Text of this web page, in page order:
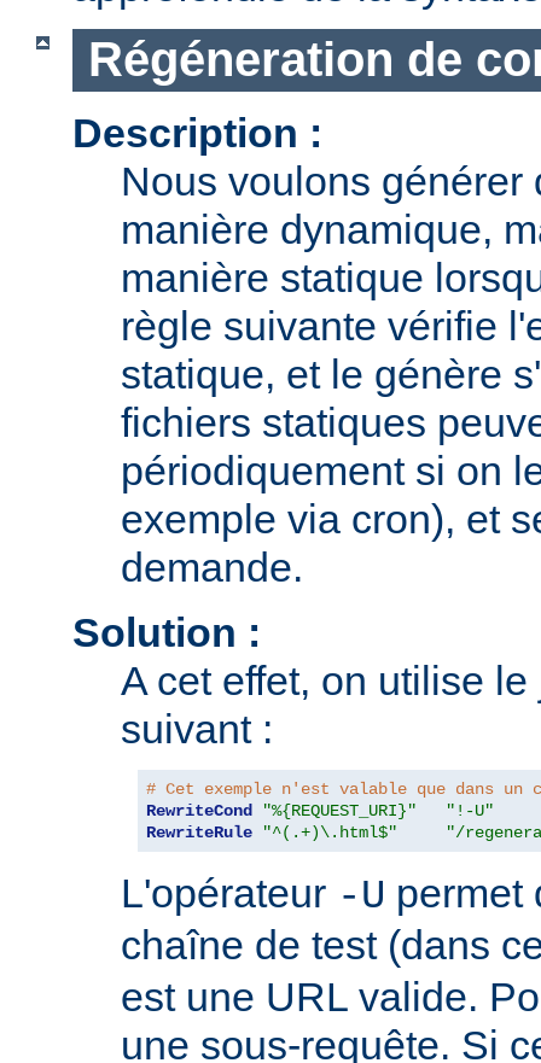
Régéneration de
Description :
Nous voulons générer
manière dynamique,
manière statique
règle suivante vérifie
statique, et le génère
fichiers statiques
périodiquement si on
exemple via cron), et
demande.
Solution :
A cet effet, on utilise
suivant :
# Cet exemple n'est valable que dans un
RewriteCond
"%{REQUEST_URI}"
"!-U"
RewriteRule
"^(.+)\.html$" "/
L'opérateur -U permet
chaîne de test (dans
est une URL valide.
une sous-requête. Si